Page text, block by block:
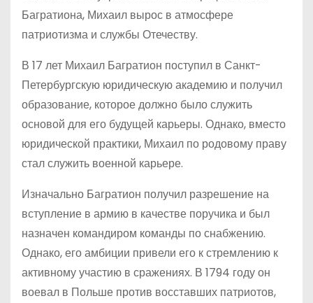
Багратиона, Михаил вырос в атмосфере
патриотизма и службы Отечеству.
В 17 лет Михаил Багратион поступил в Санкт-
Петербургскую юридическую академию и получил
образование, которое должно было служить
основой для его будущей карьеры. Однако, вместо
юридической практики, Михаил по родовому праву
стал служить военной карьере.
Изначально Багратион получил разрешение на
вступление в армию в качестве поручика и был
назначен командиром команды по снабжению.
Однако, его амбиции привели его к стремлению к
активному участию в сражениях. В 1794 году он
воевал в Польше против восставших патриотов,